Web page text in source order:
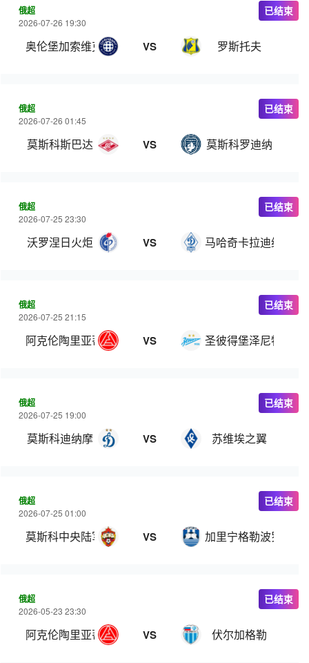
俄超
2026-07-26 19:30
奥伦堡加索维克 VS 罗斯托夫
已结束
俄超
2026-07-26 01:45
莫斯科斯巴达 VS 莫斯科罗迪纳
已结束
俄超
2026-07-25 23:30
沃罗涅日火炬 VS 马哈奇卡拉迪纳摩
已结束
俄超
2026-07-25 21:15
阿克伦陶里亚蒂 VS 圣彼得堡泽尼特
已结束
俄超
2026-07-25 19:00
莫斯科迪纳摩 VS 苏维埃之翼
已结束
俄超
2026-07-25 01:00
莫斯科中央陆军 VS 加里宁格勒波罗的海
已结束
俄超
2026-05-23 23:30
阿克伦陶里亚蒂 VS 伏尔加格勒
已结束